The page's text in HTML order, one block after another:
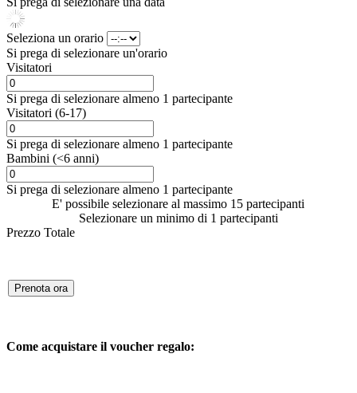
Seleziona un orario
Si prega di selezionare un'orario
Visitatori
Si prega di selezionare almeno 1 partecipante
Visitatori (6-17)
Si prega di selezionare almeno 1 partecipante
Bambini (<6 anni)
Si prega di selezionare almeno 1 partecipante
E' possibile selezionare al massimo 15 partecipanti
Selezionare un minimo di 1 partecipanti
Prezzo Totale
Prenota ora
Come acquistare il voucher regalo: